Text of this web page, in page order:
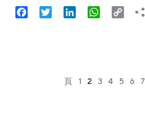
FacebookTwitter LinkedIn WhatsApp
Copy
頁 1 2 3 4 5 6 7